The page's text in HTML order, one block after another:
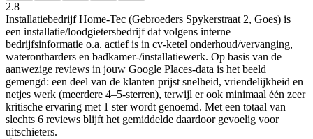
2.8
Installatiebedrijf Home-Tec (Gebroeders Spykerstraat 2, Goes) is
een installatie/loodgietersbedrijf dat volgens interne
bedrijfsinformatie o.a. actief is in cv-ketel onderhoud/vervanging,
waterontharders en badkamer-/installatiewerk. Op basis van de
aanwezige reviews in jouw Google Places-data is het beeld
gemengd: een deel van de klanten prijst snelheid, vriendelijkheid en
netjes werk (meerdere 4–5-sterren), terwijl er ook minimaal één zeer
kritische ervaring met 1 ster wordt genoemd. Met een totaal van
slechts 6 reviews blijft het gemiddelde daardoor gevoelig voor
uitschieters.